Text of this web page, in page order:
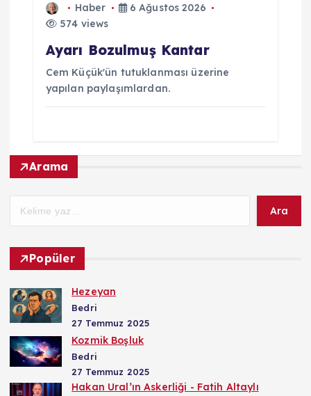
Haber
6 Ağustos 2026
574 views
Ayarı Bozulmuş Kantar
Cem Küçük'ün tutuklanması üzerine
yapılan paylaşımlardan.
Arama
Ara
Popüler
Hezeyan
Bedri
27 Temmuz 2025
Kozmik Boşluk
Bedri
27 Temmuz 2025
Hakan Ural’ın Askerliği - Fatih Altaylı